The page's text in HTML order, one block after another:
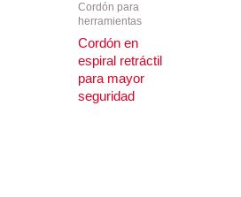
Cordón para
herramientas
Cordón en
espiral retráctil
para mayor
seguridad